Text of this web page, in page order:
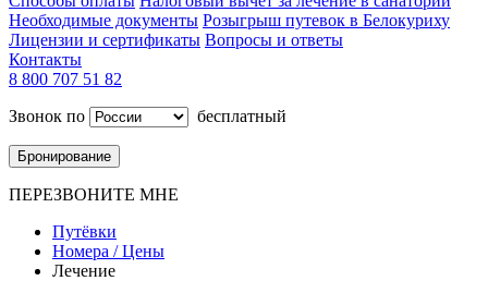
Необходимые документы Розыгрыш путевок в Белокуриху
Лицензии и сертификаты Вопросы и ответы
Контакты
8 800 707 51 82
Звонок по
бесплатный
Бронирование
ПЕРЕЗВОНИТЕ МНЕ
Путёвки
Номера / Цены
Лечение